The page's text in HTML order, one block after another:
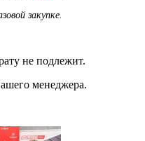
закупке.
не подлежит.
менеджера.